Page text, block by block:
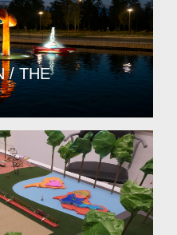
/ THE